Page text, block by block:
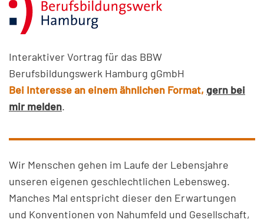
Interaktiver Vortrag für das BBW
Berufsbildungswerk Hamburg gGmbH
Bei Interesse an einem ähnlichen Format, gern bei
mir melden.
Wir Menschen gehen im Laufe der Lebensjahre
unseren eigenen geschlechtlichen Lebensweg.
Manches Mal entspricht dieser den Erwartungen
und Konventionen von Nahumfeld und Gesellschaft,